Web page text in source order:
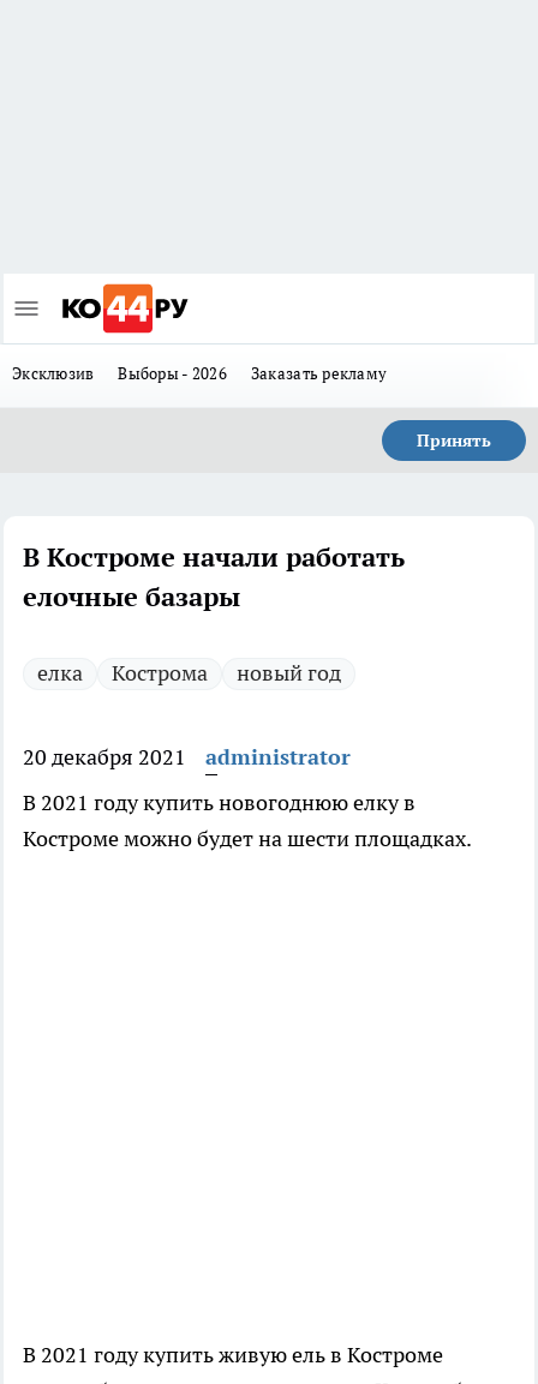
Эксклюзив Выборы - 2026 Заказать рекламу
Принять
В Костроме начали работать
елочные базары
елка Кострома новый год
20 декабря 2021
administrator
В 2021 году купить новогоднюю елку в
Костроме можно будет на шести площадках.
В 2021 году купить живую ель в Костроме